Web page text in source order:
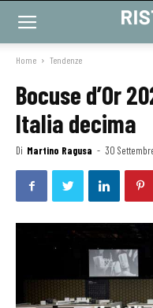
Home Tendenze
Bocuse d’Or
Italia decima
Di Martino Ragusa - 30